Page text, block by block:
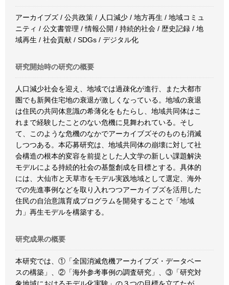
アーカイブズ / 公共政策 / 人口減少 / 地方再生 / 地域コミュ
ニティ / 公文書管理 / 情報公開 / 持続的社会 / 歴史記録 / 地
域再生 / 社会貢献 / SDGs / デジタル化
研究開始時の研究の概要
人口減少社会を迎え、地域では過疎化が進行、また大都市
圏でも新興住宅地の衰退が激しくなっている。地域の衰退
は住民の共同体意識の希薄化をもたらし、地域共同体はこ
れまで経験したことのない危機に見舞われている。そし
て、このような危機のなかでアーカイブズそのものも消滅
しつつある。本応募研究は、地域共同体の崩壊に対して社
会構造の根本的変容を前提とした人文学の新しい課題解決
モデルによる持続的社会の基盤創成を目標とする。具体的
には、大仙市と天草市をモデル実践地域として選定、海外
での先進事例などを取り入れつつアーカイブズを活用した
住民の自治意識育成プログラムを開発することで「地域
力」再生モデルを構築する。
研究成果の概要
本研究では、①「全国消滅危機アーカイブズ・データベー
スの構築」、②「海外参考事例の調査研究」、③「研究対